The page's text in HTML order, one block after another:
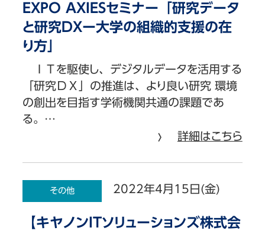
EXPO AXIESセミナー「研究データ
と研究DXー大学の組織的支援の在
り方」
ＩＴを駆使し、デジタルデータを活用する
「研究ＤＸ」の推進は、より良い研究 環境
の創出を目指す学術機関共通の課題であ
る。…
詳細はこちら
その他 2022年4月15日(金)
【キヤノンITソリューションズ株式会